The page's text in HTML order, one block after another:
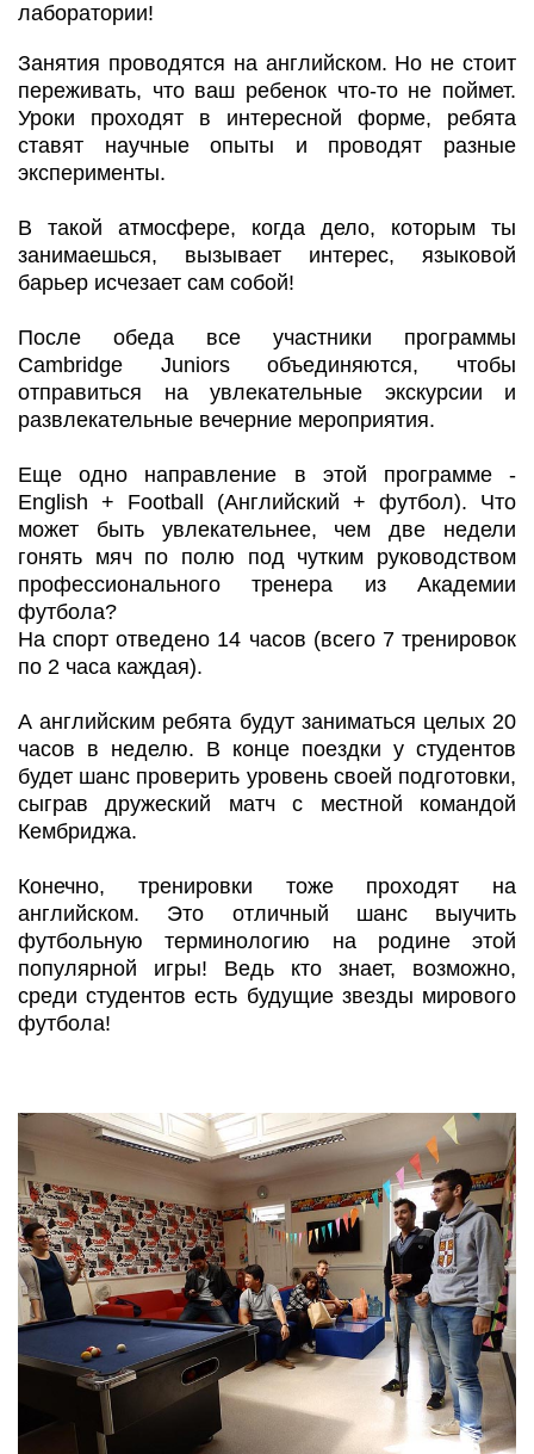
лаборатории!
Занятия проводятся на английском. Но не стоит
переживать, что ваш ребенок что-то не поймет.
Уроки проходят в интересной форме, ребята
ставят научные опыты и проводят разные
эксперименты.
В такой атмосфере, когда дело, которым ты
занимаешься, вызывает интерес, языковой
барьер исчезает сам собой!
После обеда все участники программы
Cambridge Juniors объединяются, чтобы
отправиться на увлекательные экскурсии и
развлекательные вечерние мероприятия.
Еще одно направление в этой программе -
English + Football (Английский + футбол). Что
может быть увлекательнее, чем две недели
гонять мяч по полю под чутким руководством
профессионального тренера из Академии
футбола?
На спорт отведено 14 часов (всего 7 тренировок
по 2 часа каждая).
А английским ребята будут заниматься целых 20
часов в неделю. В конце поездки у студентов
будет шанс проверить уровень своей подготовки,
сыграв дружеский матч с местной командой
Кембриджа.
Конечно, тренировки тоже проходят на
английском. Это отличный шанс выучить
футбольную терминологию на родине этой
популярной игры! Ведь кто знает, возможно,
среди студентов есть будущие звезды мирового
футбола!